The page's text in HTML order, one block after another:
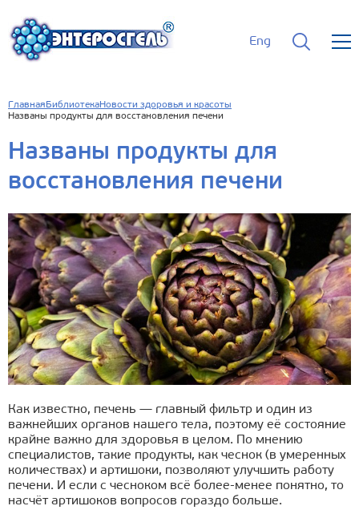
Eng
Главная БиблиотекаНовости здоровья и красоты
Названы продукты для восстановления печени
Названы продукты для
восстановления печени
Как известно, печень — главный фильтр и один из
важнейших органов нашего тела, поэтому её состояние
крайне важно для здоровья в целом. По мнению
специалистов, такие продукты, как чеснок (в умеренных
количествах) и артишоки, позволяют улучшить работу
печени. И если с чесноком всё более-менее понятно, то
насчёт артишоков вопросов гораздо больше.